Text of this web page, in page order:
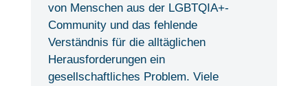
von Menschen aus der LGBTQIA+-
Community und das fehlende
Verständnis für die alltäglichen
Herausforderungen ein
gesellschaftliches Problem. Viele